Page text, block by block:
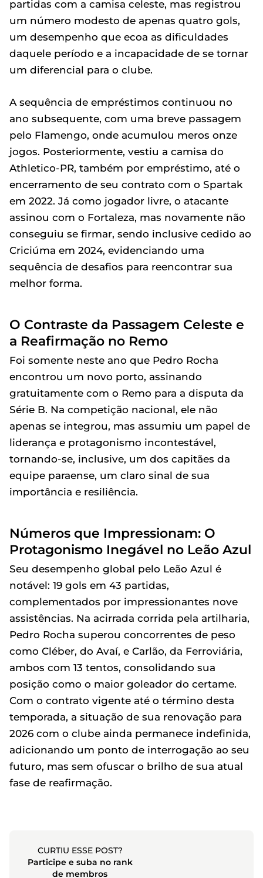
partidas com a camisa celeste, mas registrou
um número modesto de apenas quatro gols,
um desempenho que ecoa as dificuldades
daquele período e a incapacidade de se tornar
um diferencial para o clube.
A sequência de empréstimos continuou no
ano subsequente, com uma breve passagem
pelo Flamengo, onde acumulou meros onze
jogos. Posteriormente, vestiu a camisa do
Athletico-PR, também por empréstimo, até o
encerramento de seu contrato com o Spartak
em 2022. Já como jogador livre, o atacante
assinou com o Fortaleza, mas novamente não
conseguiu se firmar, sendo inclusive cedido ao
Criciúma em 2024, evidenciando uma
sequência de desafios para reencontrar sua
melhor forma.
O Contraste da Passagem Celeste e
a Reafirmação no Remo
Foi somente neste ano que Pedro Rocha
encontrou um novo porto, assinando
gratuitamente com o Remo para a disputa da
Série B. Na competição nacional, ele não
apenas se integrou, mas assumiu um papel de
liderança e protagonismo incontestável,
tornando-se, inclusive, um dos capitães da
equipe paraense, um claro sinal de sua
importância e resiliência.
Números que Impressionam: O
Protagonismo Inegável no Leão Azul
Seu desempenho global pelo Leão Azul é
notável: 19 gols em 43 partidas,
complementados por impressionantes nove
assistências. Na acirrada corrida pela artilharia,
Pedro Rocha superou concorrentes de peso
como Cléber, do Avaí, e Carlão, da Ferroviária,
ambos com 13 tentos, consolidando sua
posição como o maior goleador do certame.
Com o contrato vigente até o término desta
temporada, a situação de sua renovação para
2026 com o clube ainda permanece indefinida,
adicionando um ponto de interrogação ao seu
futuro, mas sem ofuscar o brilho de sua atual
fase de reafirmação.
CURTIU ESSE POST?
Participe e suba no rank
de membros